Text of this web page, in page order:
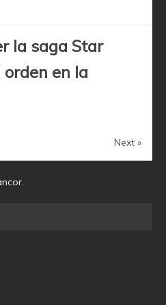
la saga Star
en la
Next »